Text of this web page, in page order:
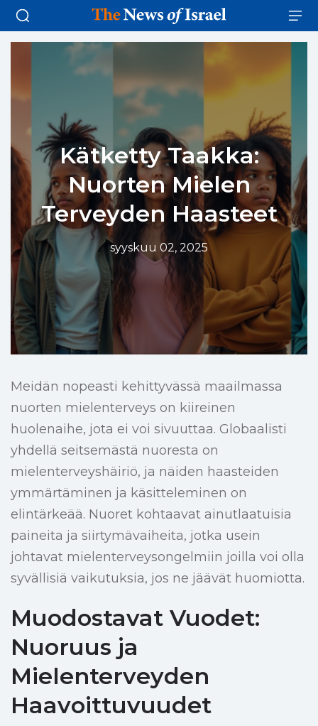
Kätketty Taakka:
Nuorten Mielen
Terveyden Haasteet
syyskuu 02, 2025
Meidän nopeasti kehittyvässä maailmassa
nuorten mielenterveys on kiireinen
huolenaihe, jota ei voi sivuuttaa. Globaalisti
yhdellä seitsemästä nuoresta on
mielenterveyshäiriö, ja näiden haasteiden
ymmärtäminen ja käsitteleminen on
elintärkeää. Nuoret kohtaavat ainutlaatuisia
paineita ja siirtymävaiheita, jotka usein
johtavat mielenterveysongelmiin joilla voi olla
syvällisiä vaikutuksia, jos ne jäävät huomiotta.
Muodostavat Vuodet:
Nuoruus ja
Mielenterveyden
Haavoittuvuudet